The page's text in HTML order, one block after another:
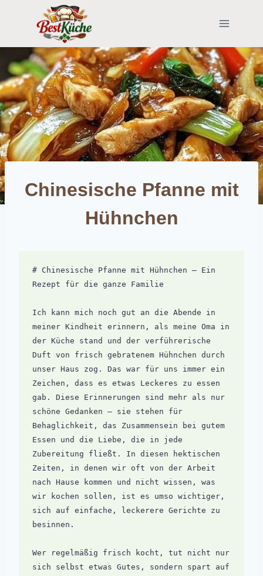
Chinesische Pfanne mit
Hühnchen
# Chinesische Pfanne mit Hühnchen – Ein
Rezept für die ganze Familie
Ich kann mich noch gut an die Abende in
meiner Kindheit erinnern, als meine Oma in
der Küche stand und der verführerische
Duft von frisch gebratenem Hühnchen durch
unser Haus zog. Das war für uns immer ein
Zeichen, dass es etwas Leckeres zu essen
gab. Diese Erinnerungen sind mehr als nur
schöne Gedanken – sie stehen für
Behaglichkeit, das Zusammensein bei gutem
Essen und die Liebe, die in jede
Zubereitung fließt. In diesen hektischen
Zeiten, in denen wir oft von der Arbeit
nach Hause kommen und nicht wissen, was
wir kochen sollen, ist es umso wichtiger,
sich auf einfache, leckerere Gerichte zu
besinnen.
Wer regelmäßig frisch kocht, tut nicht nur
sich selbst etwas Gutes, sondern spart auf